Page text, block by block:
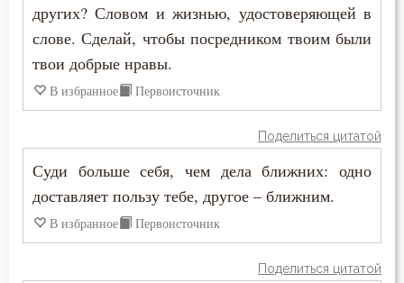
Воздержание
Воплощение
Воскресение Христово
Высокомерие
Гнев
Никодим Святогорец
Николай Сербский
Пимен Великий
Серафим Саровский
Симеон Новый Богослов
других? Словом и жизнью, удостоверяющей в
слове. Сделай, чтобы посредником твоим были
твои добрые нравы.
В избранное Первоисточник
Поделиться цитатой
Суди больше себя, чем дела ближних: одно
доставляет пользу тебе, другое – ближним.
В избранное Первоисточник
Поделиться цитатой